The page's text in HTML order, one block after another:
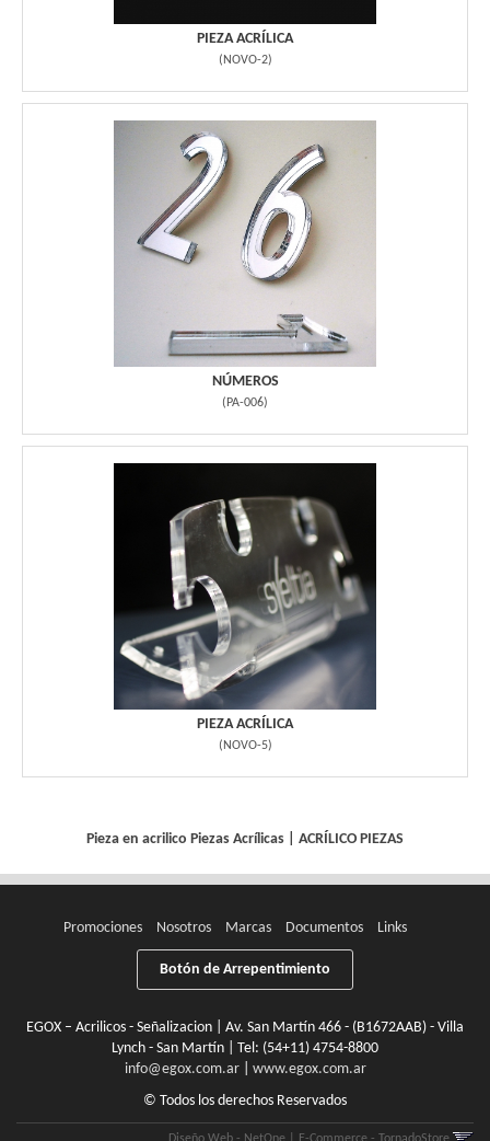
PIEZA ACRÍLICA
(NOVO-2)
NÚMEROS
( PA-006)
PIEZA ACRÍLICA
(NOVO-5)
Pieza en acrilico Piezas Acrílicas ACRÍLICO PIEZAS
Promociones Nosotros Marcas Documentos Links
Botón de Arrepentimiento
EGOX – Acrilicos - Señalizacion | Av. San Martín 466 - (B1672AAB) - Villa
Lynch - San Martín | Tel: (54+11) 4754-8800
info@egox.com.ar| www.egox.com.ar
© Todos los derechos Reservados